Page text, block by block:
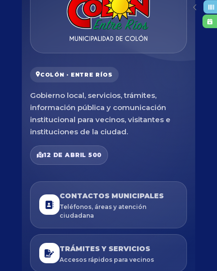
COLÓN · ENTRE RÍOS
Gobierno local, servicios, trámites,
información pública y comunicación
institucional para vecinos, visitantes e
instituciones de la ciudad.
12 DE ABRIL 500
CONTACTOS MUNICIPALES
Teléfonos, áreas y atención
ciudadana
TRÁMITES Y SERVICIOS
Accesos rápidos para vecinos